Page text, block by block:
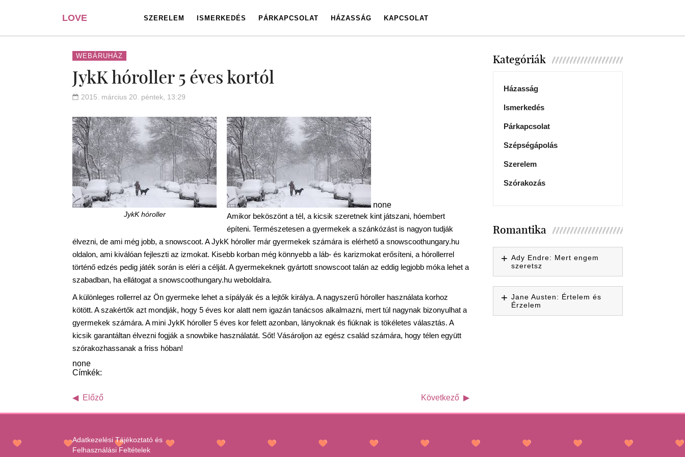
LOVE
PORTAL
SZERELEM ISMERKEDÉS PÁRKAPCSOLAT HÁZASSÁG KAPCSOLAT
WEBÁRUHÁZ
JykK hóroller 5 éves kortól
2015. március 20. péntek, 13:29
none
JykK hóroller
Amikor beköszönt a tél, a kicsik szeretnek kint játszani, hóembert
építeni. Természetesen a gyermekek a szánkózást is nagyon tudják
élvezni, de ami még jobb, a snowscoot. A JykK hóroller már gyermekek számára is elérhető a snowscoothungary.hu
oldalon, ami kiválóan fejleszti az izmokat. Kisebb korban még könnyebb a láb- és karizmokat erősíteni, a hórollerrel
történő edzés pedig játék során is eléri a célját. A gyermekeknek gyártott snowscoot talán az eddig legjobb móka lehet a
szabadban, ha ellátogat a snowscoothungary.hu weboldalra.
A különleges rollerrel az Ön gyermeke lehet a sípályák és a lejtők királya. A nagyszerű hóroller használata korhoz
kötött. A szakértők azt mondják, hogy 5 éves kor alatt nem igazán tanácsos alkalmazni, mert túl nagynak bizonyulhat a
gyermekek számára. A mini JykK hóroller 5 éves kor felett azonban, lányoknak és fiúknak is tökéletes választás. A
kicsik garantáltan élvezni fogják a snowbike használatát. Sőt! Vásároljon az egész család számára, hogy télen együtt
szórakozhassanak a friss hóban!
none
Címkék:
Előző Következő
Kategóriák
Házasság
Ismerkedés
Párkapcsolat
Szépségápolás
Szerelem
Szórakozás
Romantika
Ady Endre: Mert engem
szeretsz
Jane Austen: Értelem és
Érzelem
Adatkezelési Tájékoztató és
Felhasználási Feltételek